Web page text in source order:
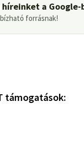
a Google-
forrásnak!
támogatások: